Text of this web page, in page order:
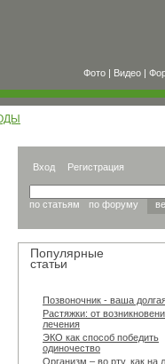
Фото | Видео |
Вход Регистрация
по статьям по форуму
Популярные
статьи
Позвоночник - ваша
Растяжки: от
лечения
ЭКО как способ победить
одиночество
Организм – во рту, как на